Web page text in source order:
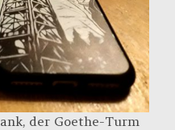
der Goethe-Turm